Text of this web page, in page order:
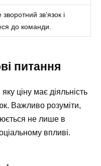
зв’язок і
до команди.
питання
ціну має діяльність
Важливо розуміти,
не лише в
впливі.